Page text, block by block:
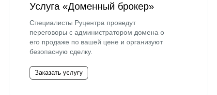
Услуга «Доменный брокер»
Специалисты Руцентра проведут
переговоры с администратором домена о
его продаже по вашей цене и организуют
безопасную сделку.
Заказать услугу